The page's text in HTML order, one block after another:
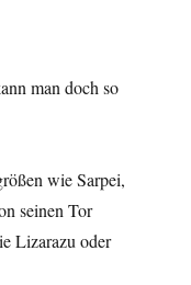
man doch so
wie Sarpei,
seinen Tor
Lizarazu oder